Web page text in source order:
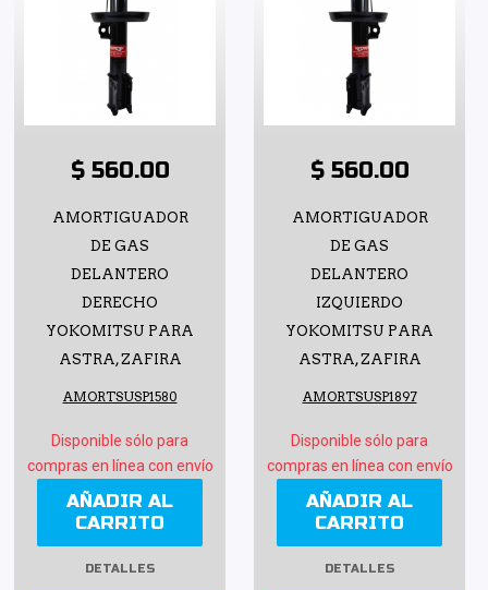
$ 560.00
AMORTIGUADOR
DE GAS
DELANTERO
DERECHO
YOKOMITSU PARA
ASTRA, ZAFIRA
AMORTSUSP1580
Disponible sólo para
compras en línea con envío
AÑADIR AL
CARRITO
DETALLES
$ 560.00
AMORTIGUADOR
DE GAS
DELANTERO
IZQUIERDO
YOKOMITSU PARA
ASTRA, ZAFIRA
AMORTSUSP1897
Disponible sólo para
compras en línea con envío
AÑADIR AL
CARRITO
DETALLES